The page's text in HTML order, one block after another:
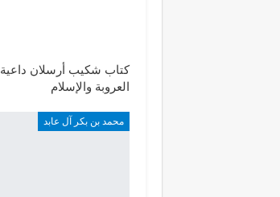
كتاب شكيب أرسلان داعية
العروبة والإسلام
محمد بن بكر آل عابد